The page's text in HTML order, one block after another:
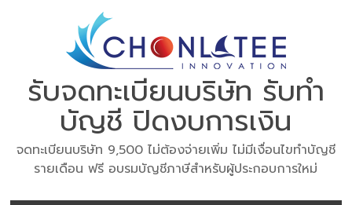
รับจดทะเบียนบริษัท รับทำ
บัญชี ปิดงบการเงิน
จดทะเบียนบริษัท 9,500 ไม่ต้องจ่ายเพิ่ม ไม่มีเงื่อนไขทำบัญชี
รายเดือน ฟรี อบรมบัญชีภาษีสำหรับผู้ประกอบการใหม่